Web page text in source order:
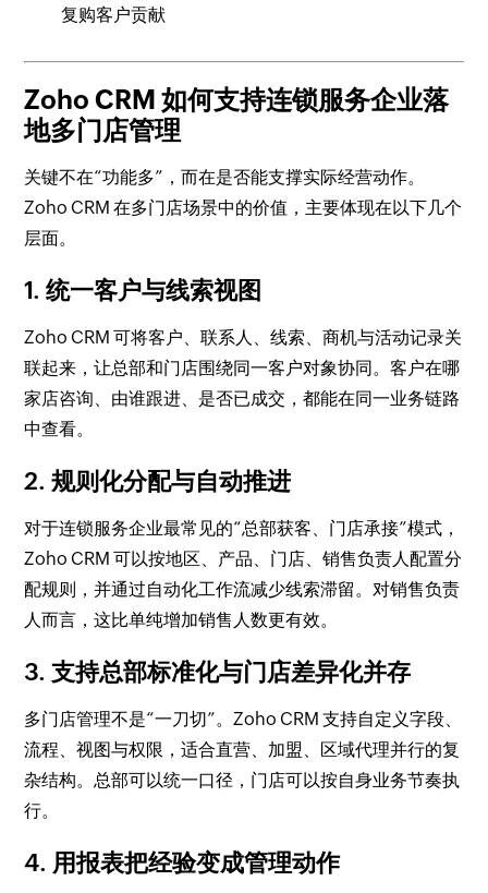
复购客户贡献
Zoho CRM 如何支持连锁服务企业落
地多门店管理
关键不在“功能多”，而在是否能支撑实际经营动作。
Zoho CRM 在多门店场景中的价值，主要体现在以下几个
层面。
1. 统一客户与线索视图
Zoho CRM 可将客户、联系人、线索、商机与活动记录关
联起来，让总部和门店围绕同一客户对象协同。客户在哪
家店咨询、由谁跟进、是否已成交，都能在同一业务链路
中查看。
2. 规则化分配与自动推进
对于连锁服务企业最常见的“总部获客、门店承接”模式，
Zoho CRM 可以按地区、产品、门店、销售负责人配置分
配规则，并通过自动化工作流减少线索滞留。对销售负责
人而言，这比单纯增加销售人数更有效。
3. 支持总部标准化与门店差异化并存
多门店管理不是“一刀切”。Zoho CRM 支持自定义字段、
流程、视图与权限，适合直营、加盟、区域代理并行的复
杂结构。总部可以统一口径，门店可以按自身业务节奏执
行。
4. 用报表把经验变成管理动作